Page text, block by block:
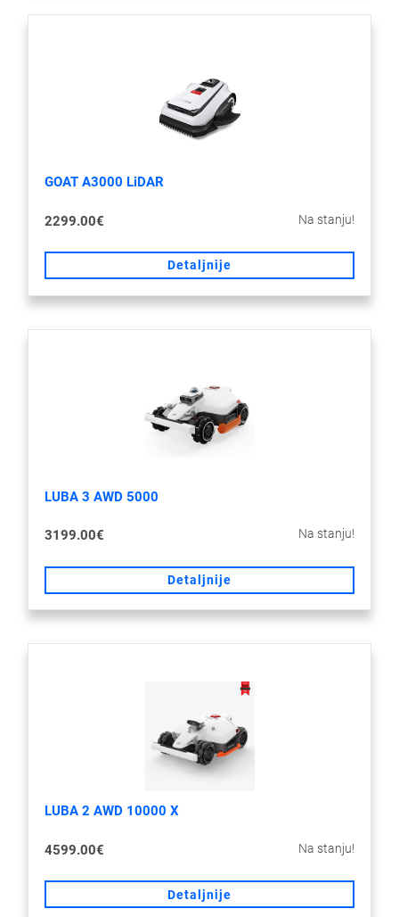
GOAT A3000 LiDAR
2299.00€ Na stanju!
Detaljnije
LUBA 3 AWD 5000
3199.00€ Na stanju!
Detaljnije
LUBA 2 AWD 10000 X
4599.00€ Na stanju!
Detaljnije